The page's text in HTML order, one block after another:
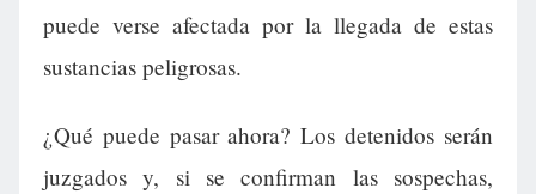
puede verse afectada por la llegada de estas
sustancias peligrosas.
¿Qué puede pasar ahora? Los detenidos serán
juzgados y, si se confirman las sospechas,